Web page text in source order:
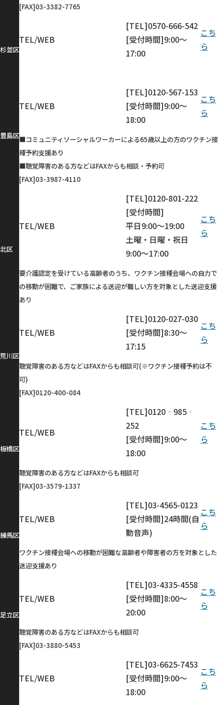
[FAX]03-3382-7765
杉並区
TEL/WEB
[TEL]0570-666-542
[受付時間]9:00～
17:00
こち
ら
豊島区
TEL/WEB
[TEL]0120-567-153
[受付時間]9:00～
18:00
こち
ら
■コミュニティソーシャルワーカーによる65歳以上の方のワクチン接
種予約支援あり
■聴覚障害のある方などはFAXからも相談・予約可
[FAX]03-3987-4110
北区
TEL/WEB
[TEL]0120-801-222
[受付時間]
平日9:00～19:00
土曜・日曜・祝日
9:00～17:00
こち
ら
要介護認定を受けている高齢者のうち、ワクチン接種会場への自力で
の移動が困難で、ご家族による送迎が難しい方を対象とした送迎支援
あり
荒川区
TEL/WEB
[TEL]0120-027-030
[受付時間]8:30～
17:15
こち
ら
聴覚障害のある方などはFAXからも相談可(※ワクチン接種予約は不
可)
[FAX]0120-400-084
板橋区
TEL/WEB
[TEL]0120‐985‐
252
[受付時間]9:00〜
18:00
こち
ら
聴覚障害のある方などはFAXからも相談可
[FAX]03-3579-1337
練馬区
TEL/WEB
[TEL]03-4565-0123
[受付時間]24時間(自
動音声)
こち
ら
ワクチン接種会場への移動が困難な高齢者や障害者の方を対象とした
送迎支援あり
足立区
TEL/WEB
[TEL]03-4335-4558
[受付時間]8:00〜
20:00
こち
ら
聴覚障害のある方などはFAXからも相談可
[FAX]03-3880-5453
TEL/WEB
[TEL]03-6625-7453
[受付時間]9:00～
18:00
こち
ら